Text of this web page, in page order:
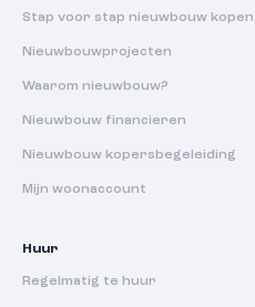
Stap voor stap nieuwbouw kopen
Nieuwbouwprojecten
Waarom nieuwbouw?
Nieuwbouw financieren
Nieuwbouw kopersbegeleiding
Mijn woonaccount
Huur
Regelmatig te huur